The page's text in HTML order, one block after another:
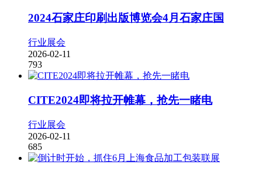
2024石家庄印刷出版博览会4月石家庄国
行业展会
2026-02-11
793
CITE2024即将拉开帷幕，抢先一睹电
行业展会
2026-02-11
685